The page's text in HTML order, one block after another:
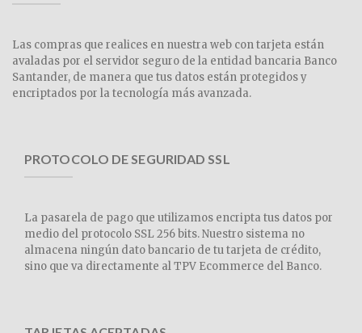
Las compras que realices en nuestra web con tarjeta están
avaladas por el servidor seguro de la entidad bancaria Banco
Santander, de manera que tus datos están protegidos y
encriptados por la tecnología más avanzada.
PROTOCOLO DE SEGURIDAD SSL
La pasarela de pago que utilizamos encripta tus datos por
medio del protocolo SSL 256 bits. Nuestro sistema no
almacena ningún dato bancario de tu tarjeta de crédito,
sino que va directamente al TPV Ecommerce del Banco.